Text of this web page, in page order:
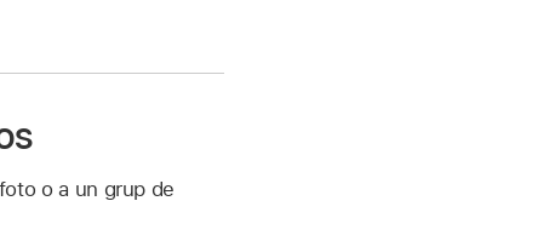
o a un grup de